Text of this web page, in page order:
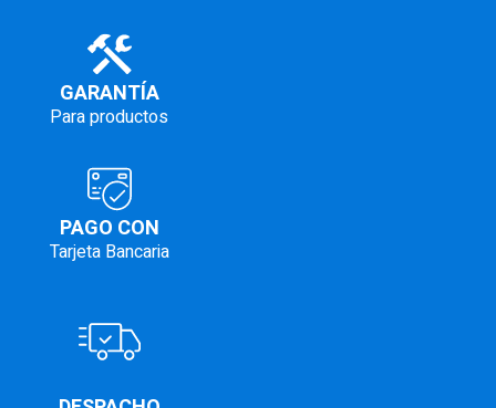
GARANTÍA
Para productos
PAGO CON
Tarjeta Bancaria